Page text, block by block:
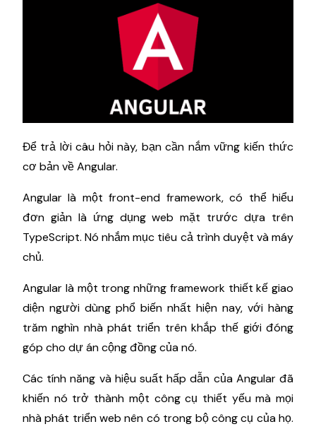
Để trả lời câu hỏi này, bạn cần nắm vững kiến ​​thức
cơ bản về Angular.
Angular là một front-end framework, có thể hiểu
đơn giản là ứng dụng web mặt trước dựa trên
TypeScript. Nó nhắm mục tiêu cả trình duyệt và máy
chủ.
Angular là một trong những framework thiết kế giao
diện người dùng phổ biến nhất hiện nay, với hàng
trăm nghìn nhà phát triển trên khắp thế giới đóng
góp cho dự án cộng đồng của nó.
Các tính năng và hiệu suất hấp dẫn của Angular đã
khiến nó trở thành một công cụ thiết yếu mà mọi
nhà phát triển web nên có trong bộ công cụ của họ.